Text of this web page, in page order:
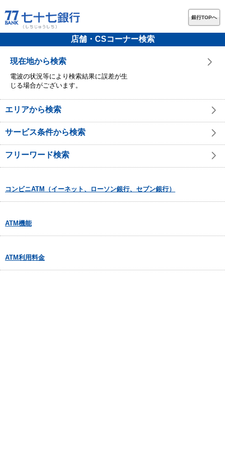
銀行TOPへ
店舗・CSコーナー検索
現在地から検索
電波の状況等により検索結果に誤差が生
じる場合がございます。
エリアから検索
サービス条件から検索
フリーワード検索
コンビニATM（イーネット、ローソン銀行、セブン銀行）
ATM機能
ATM利用料金